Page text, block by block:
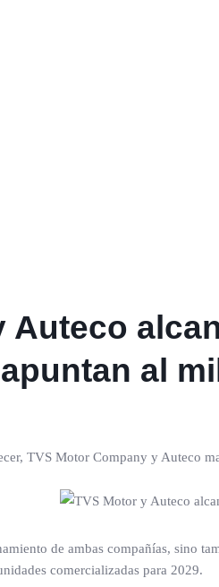
Auteco
al
TVS Motor Company y Auteco
de ambas compañías, sino
comercializadas para 2029.